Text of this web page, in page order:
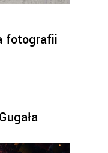
fotografii